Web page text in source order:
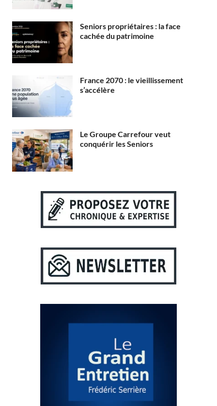
Seniors propriétaires : la face
cachée du patrimoine
France 2070 : le vieillissement
s’accélère
Le Groupe Carrefour veut
conquérir les Seniors